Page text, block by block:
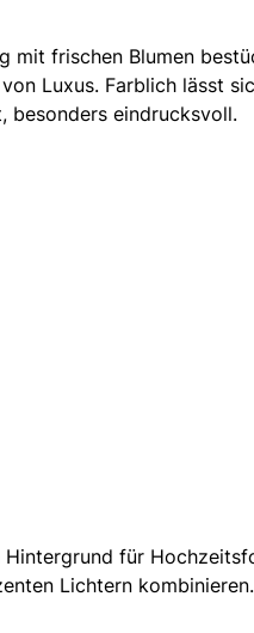
mit frischen Blumen
Luxus. Farblich lässt
besonders eindrucksvoll.
für
Lichtern